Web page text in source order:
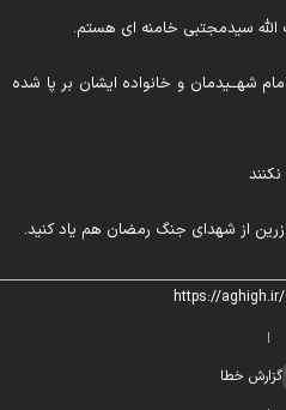
سیدمجتبی خامنه ای هستم.
و خانواده ایشان بر پا شده
از شهدای جنگ رمضان هم یاد کنید.
خطا